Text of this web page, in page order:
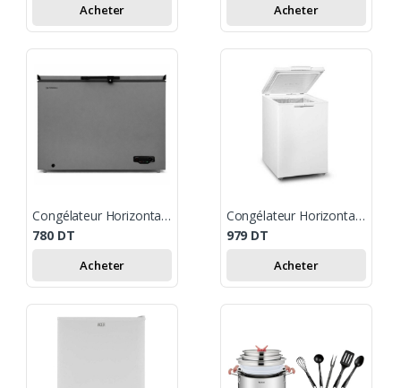
Acheter Acheter
Congélateur Horizontal FRESH FDF220 220L - Silver
780 DT
Acheter
Congélateur Horizontal WHIRLPOOL WH141AE 170 Litres - Blanc
979 DT
Acheter